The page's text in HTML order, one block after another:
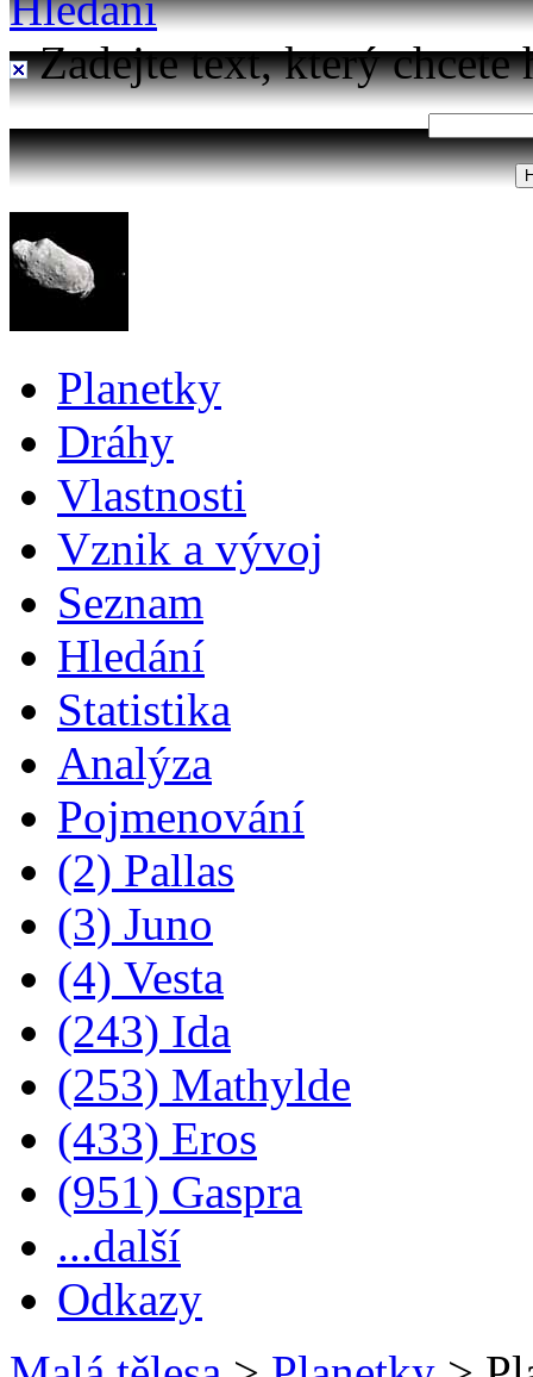
Zadejte text, který chcete
Planetky
Dráhy
Vlastnosti
Vznik a vývoj
Seznam
Hledání
Statistika
Analýza
Pojmenování
(2) Pallas
(3) Juno
(4) Vesta
(243) Ida
(253) Mathylde
(433) Eros
(951) Gaspra
...další
Odkazy